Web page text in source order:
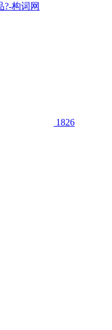
1826